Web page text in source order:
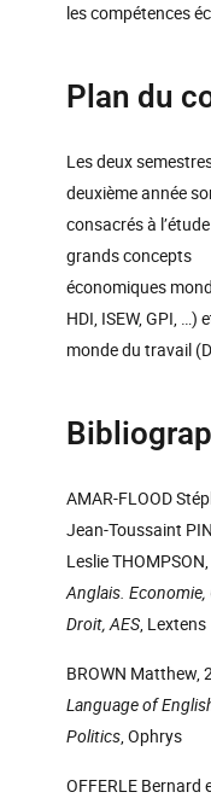
les compétences
Plan du
Les deux
deuxième année
consacrés à
grands concepts
économiques
HDI, ISEW, GPI, …)
monde du travail
AMAR-FLOOD
Jean-Toussaint
Leslie
Anglais. Economie,
Droit, AES, Lextens
BROWN Matthew,
Language of
Politics, Ophrys
OFFERLE Bernard